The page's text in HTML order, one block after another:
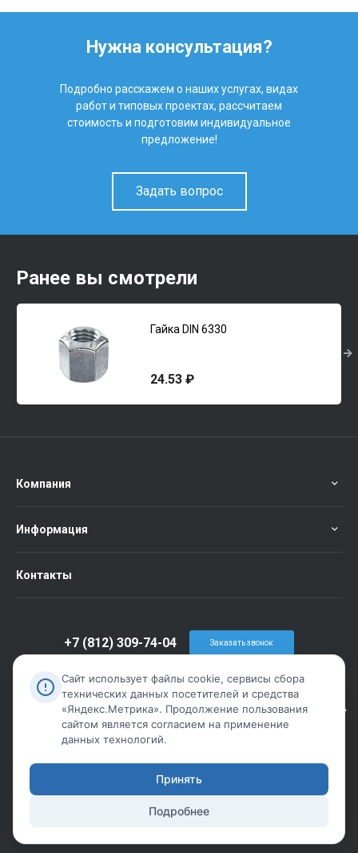
Нужна консультация?
Подробно расскажем о наших услугах, видах
работ и типовых проектах, рассчитаем
стоимость и подготовим индивидуальное
предложение!
Задать вопрос
Ранее вы смотрели
Гайка DIN 6330
24.53 ₽
Компания
Информация
Контакты
info@metiz-piter.ru
+7 (812) 309-74-04
г. Санкт-Петербург, пр. Обуховской Обороны дом 86 лит А
Заказать звонок
Сайт использует файлы cookie, сервисы сбора
технических данных посетителей и средства
«Яндекс.Метрика». Продолжение пользования
сайтом является согласием на применение
данных технологий.
Принять
Подробнее